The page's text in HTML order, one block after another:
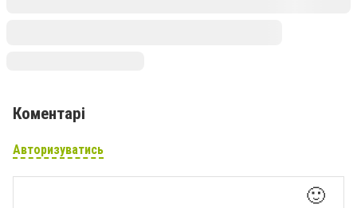
Коментарі
Авторизуватись
🙂